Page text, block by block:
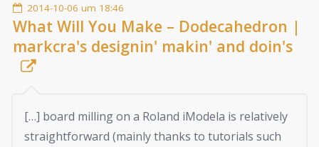
2014-10-06 um 18:46
What Will You Make – Dodecahedron |
markcra's designin' makin' and doin's
[…] board milling on a Roland iModela is relatively
straightforward (mainly thanks to tutorials such